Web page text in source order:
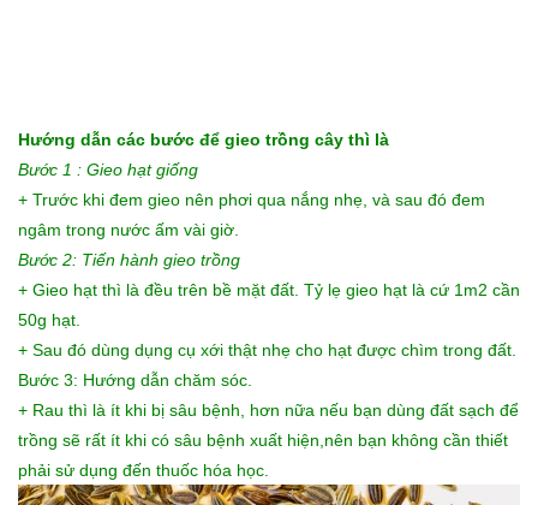
Hướng dẫn các bước để gieo trồng cây thì là
Bước 1 : Gieo hạt giống
+ Trước khi đem gieo nên phơi qua nắng nhẹ, và sau đó đem
ngâm trong nước ấm vài giờ.
Bước 2: Tiến hành gieo trồng
+ Gieo hạt thì là đều trên bề mặt đất. Tỷ lẹ gieo hạt là cứ 1m2 cần
50g hạt.
+ Sau đó dùng dụng cụ xới thật nhẹ cho hạt được chìm trong đất.
Bước 3: Hướng dẫn chăm sóc.
+ Rau thì là ít khi bị sâu bệnh, hơn nữa nếu bạn dùng đất sạch để
trồng sẽ rất ít khi có sâu bệnh xuất hiện,nên bạn không cần thiết
phải sử dụng đến thuốc hóa học.